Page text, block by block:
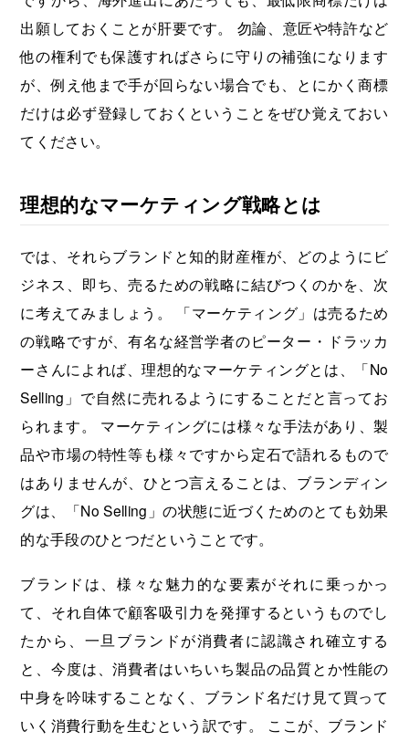
出願しておくことが肝要です。 勿論、意匠や特許など
他の権利でも保護すればさらに守りの補強になります
が、例え他まで手が回らない場合でも、とにかく商標
だけは必ず登録しておくということをぜひ覚えておい
てください。
理想的なマーケティング戦略とは
では、それらブランドと知的財産権が、どのようにビ
ジネス、即ち、売るための戦略に結びつくのかを、次
に考えてみましょう。 「マーケティング」は売るため
の戦略ですが、有名な経営学者のピーター・ドラッカ
ーさんによれば、理想的なマーケティングとは、「No
Selling」で自然に売れるようにすることだと言ってお
られます。 マーケティングには様々な手法があり、製
品や市場の特性等も様々ですから定石で語れるもので
はありませんが、ひとつ言えることは、ブランディン
グは、「No Selling」の状態に近づくためのとても効果
的な手段のひとつだということです。
ブランドは、様々な魅力的な要素がそれに乗っかっ
て、それ自体で顧客吸引力を発揮するというものでし
たから、一旦ブランドが消費者に認識され確立する
と、今度は、消費者はいちいち製品の品質とか性能の
中身を吟味することなく、ブランド名だけ見て買って
いく消費行動を生むという訳です。 ここが、ブランド